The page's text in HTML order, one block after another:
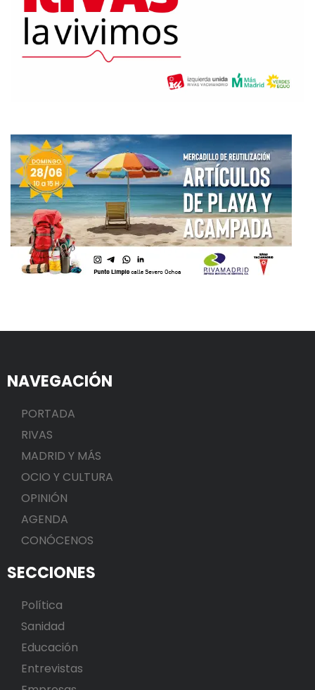
NAVEGACIÓN
PORTADA
RIVAS
MADRID Y MÁS
OCIO Y CULTURA
OPINIÓN
AGENDA
CONÓCENOS
SECCIONES
Política
Sanidad
Educación
Entrevistas